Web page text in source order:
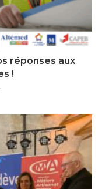
réponses aux
!